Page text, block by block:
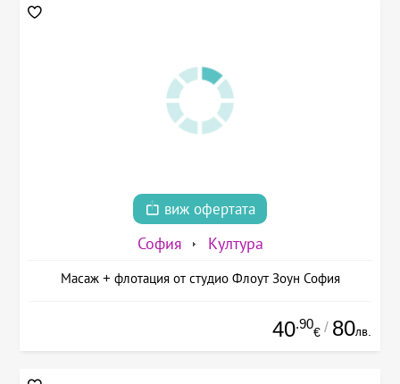
виж офертата
София Култура
Масаж + флотация от студио Флоут Зоун София
40.90
€ / 80лв.